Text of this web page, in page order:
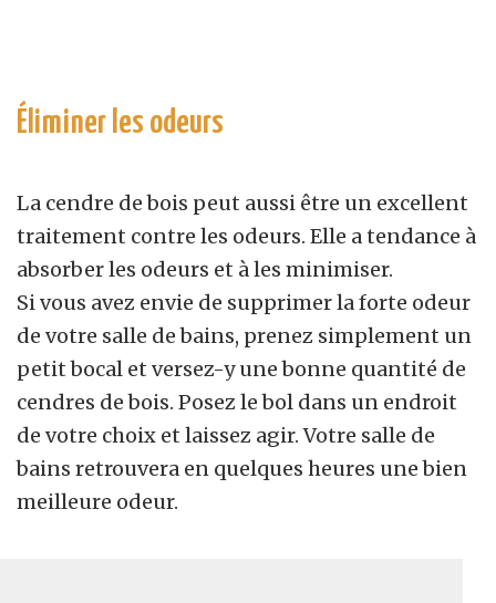
Éliminer les odeurs
La cendre de bois peut aussi être un excellent
traitement contre les odeurs. Elle a tendance à
absorber les odeurs et à les minimiser.
Si vous avez envie de supprimer la forte odeur
de votre salle de bains, prenez simplement un
petit bocal et versez-y une bonne quantité de
cendres de bois. Posez le bol dans un endroit
de votre choix et laissez agir. Votre salle de
bains retrouvera en quelques heures une bien
meilleure odeur.